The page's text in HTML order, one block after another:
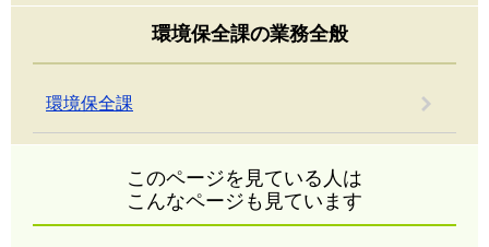
環境保全課の業務全般
環境保全課
このページを見ている人は
こんなページも見ています